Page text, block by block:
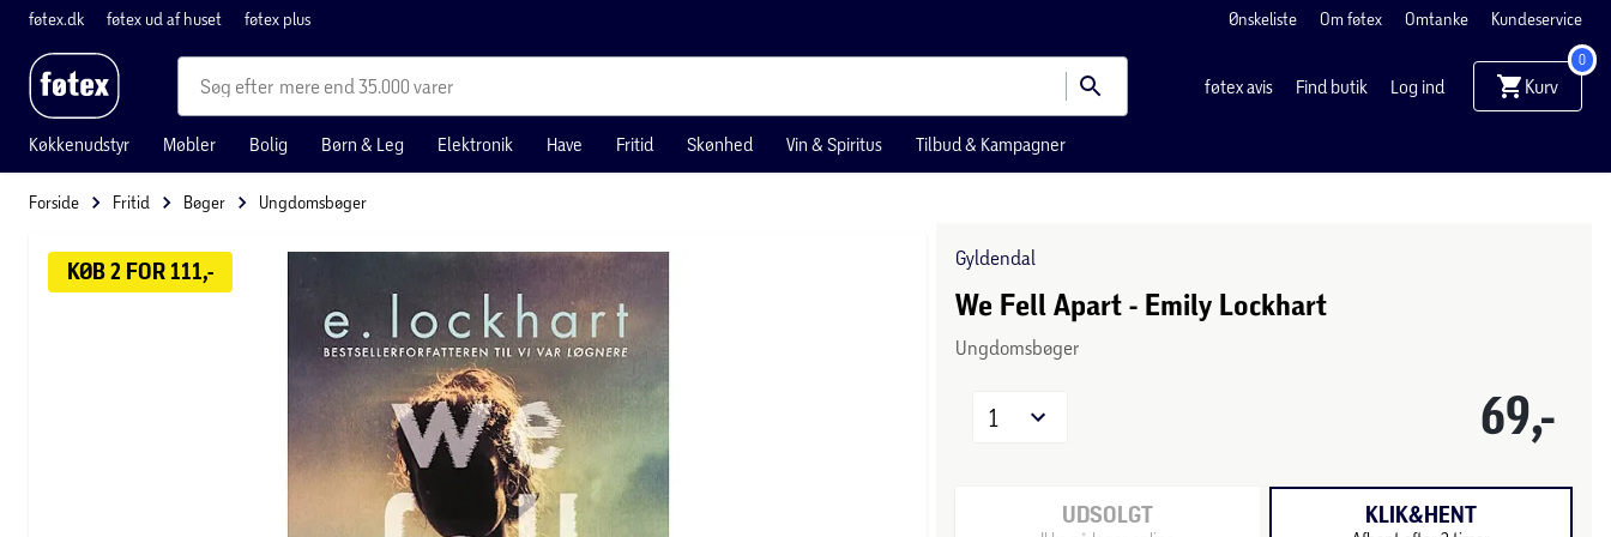
føtex.dk føtex ud af huset føtex plus Ønskeliste Om føtex Omtanke Kundeservice
mere end 35.000 varer føtex avis Find butik Log ind Kurv
0
Køkkenudstyr Møbler Bolig Børn & Leg Elektronik Have Fritid Skønhed Vin & Spiritus Tilbud & Kampagner
Forside Fritid Bøger Ungdomsbøger
KØB 2 FOR 111,-
Gyldendal
We Fell Apart - Emily Lockhart
Ungdomsbøger
69,-
1
UDSOLGT KLIK&HENT